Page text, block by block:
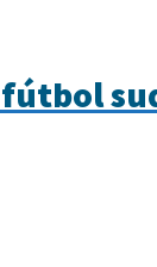
fútbol